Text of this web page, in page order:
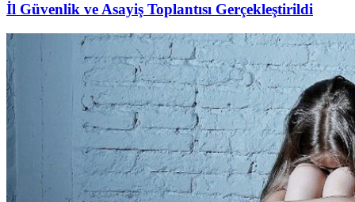
İl Güvenlik ve Asayiş Toplantısı Gerçekleştirildi